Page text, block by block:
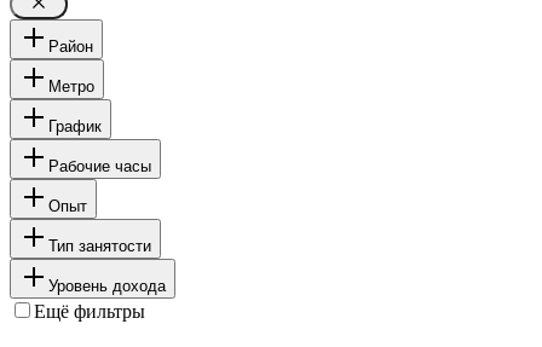
Район
Метро
График
Рабочие часы
Опыт
Тип занятости
Уровень дохода
Ещё фильтры